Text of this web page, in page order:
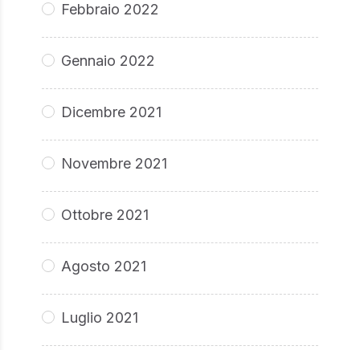
Febbraio 2022
Gennaio 2022
Dicembre 2021
Novembre 2021
Ottobre 2021
Agosto 2021
Luglio 2021